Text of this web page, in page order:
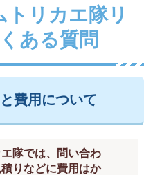
リカエ隊リ
ある質問
費用について
隊では、問い合わ
りなどに費用はか